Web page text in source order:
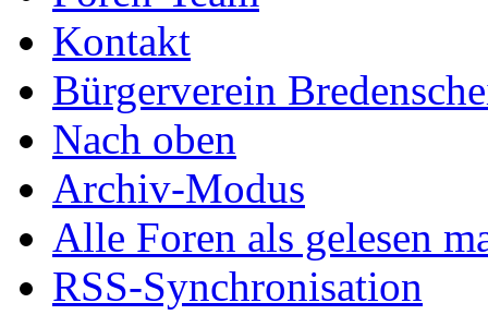
Kontakt
Bürgerverein
Nach oben
Archiv-Modus
Alle Foren als gelesen
RSS-Synchronisation